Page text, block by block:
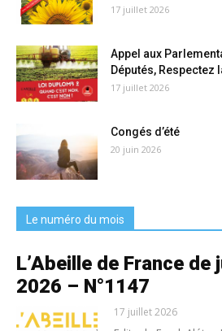
17 juillet 2026
Appel aux
Députés, Respectez
17 juillet 2026
Congés d’été
20 juin 2026
Le numéro du mois
L’Abeille de France
2026 – N°1147
17 juillet 2026